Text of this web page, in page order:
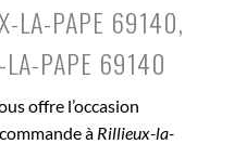
LA-PAPE 69140,
LA-PAPE 69140
offre l’occasion
à Rillieux-la-